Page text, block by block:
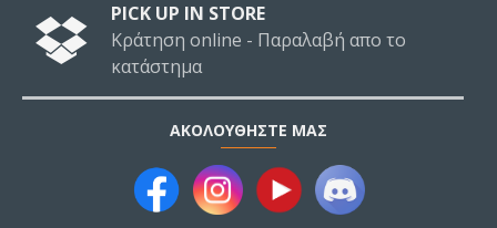
PICK UP IN STORE
Κράτηση online - Παραλαβή απο το
κατάστημα
ΑΚΟΛΟΥΘΉΣΤΕ ΜΑΣ